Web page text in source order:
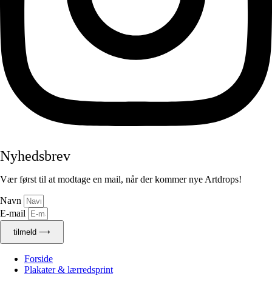
Nyhedsbrev
Vær først til at modtage en mail, når der kommer nye Artdrops!
Navn
E-mail
tilmeld ⟶
Forside
Plakater & lærredsprint